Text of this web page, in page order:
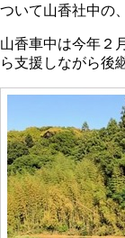
ついて山香社中の
山香車中は今年２
ら支援しながら後